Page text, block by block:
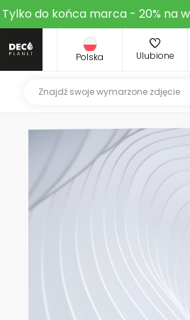
Tylko do końca marca - 20% na
Polska Ulubione